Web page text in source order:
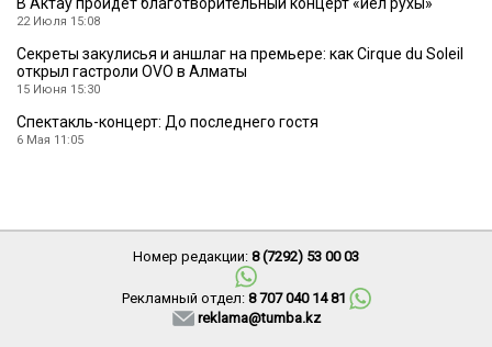
22 Июля 15:08
Секреты закулисья и аншлаг на премьере: как Cirque du Soleil
открыл гастроли OVO в Алматы
15 Июня 15:30
Спектакль-концерт: До последнего гостя
6 Мая 11:05
Номер редакции: 8 (7292) 53 00 03
Рекламный отдел: 8 707 040 14 81
reklama@tumba.kz